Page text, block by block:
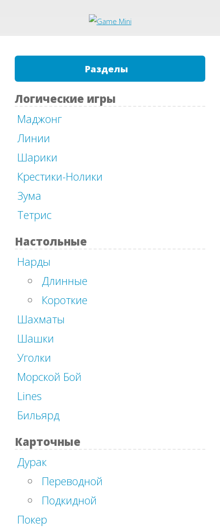
Разделы
Логические игры
Маджонг
Линии
Шарики
Крестики-Нолики
Зума
Тетрис
Настольные
Нарды
Длинные
Короткие
Шахматы
Шашки
Уголки
Морской Бой
Lines
Бильярд
Карточные
Дурак
Переводной
Подкидной
Покер